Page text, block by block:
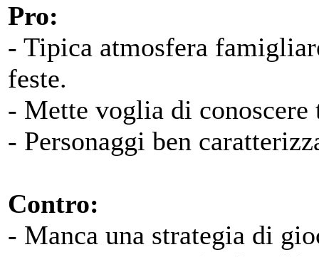
Pro:
- Tipica atmosfera
feste.
- Mette voglia di
- Personaggi ben
Contro:
- Manca una strategia di